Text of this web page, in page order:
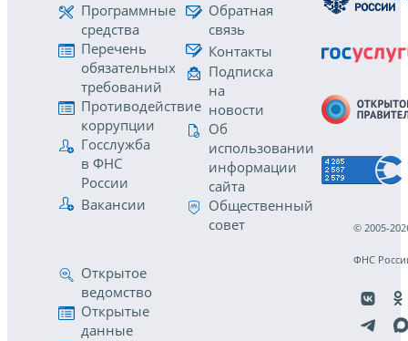
Программные
средства
Перечень
обязательных
требований
Противодействие
коррупции
Госслужба
в ФНС
России
Вакансии
Обратная
связь
Контакты
Подписка
на
новости
Об
использовании
информации
сайта
Общественный
совет
Открытое
ведомство
Открытые
данные
© 2005-
ФНС